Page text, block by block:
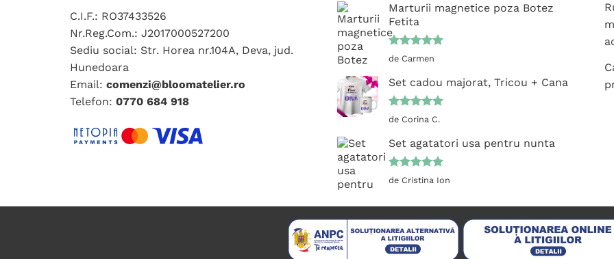
fi
alese
în
pagina
produsului.
pagina
C.I.F.: RO37433526
Nr.Reg.Com.: J2017000527200
Sediu social: Str. Horea nr.104A, Deva, jud.
Hunedoara
Email: comenzi@bloomatelier.ro
Telefon: 0770 684 918
Marturii magnetice poza Botez
Fetita
Evaluat la
de Carmen
Set cadou majorat, Tricou + Cana
Evaluat la
de Corina C.
Set agatatori usa pentru nunta
Evaluat la
de Cristina Ion